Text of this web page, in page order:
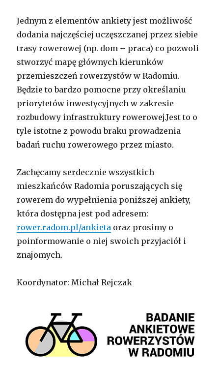
Jednym z elementów ankiety jest możliwość
dodania najczęściej uczęszczanej przez siebie
trasy rowerowej (np. dom – praca) co pozwoli
stworzyć mapę głównych kierunków
przemieszczeń rowerzystów w Radomiu.
Będzie to bardzo pomocne przy określaniu
priorytetów inwestycyjnych w zakresie
rozbudowy infrastruktury rowerowej.Jest to o
tyle istotne z powodu braku prowadzenia
badań ruchu rowerowego przez miasto.
Zachęcamy serdecznie wszystkich
mieszkańców Radomia poruszających się
rowerem do wypełnienia poniższej ankiety,
która dostępna jest pod adresem:
rower.radom.pl/ankieta oraz prosimy o
poinformowanie o niej swoich przyjaciół i
znajomych.
Koordynator: Michał Rejczak